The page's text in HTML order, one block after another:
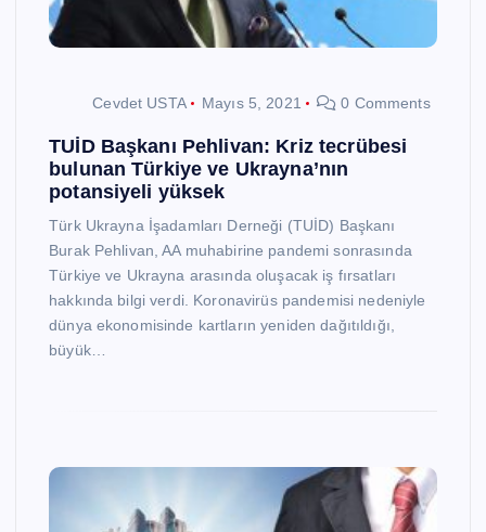
Cevdet USTA Mayıs 5, 2021 0 Comments
TUİD Başkanı Pehlivan: Kriz tecrübesi
bulunan Türkiye ve Ukrayna’nın
potansiyeli yüksek
Türk Ukrayna İşadamları Derneği (TUİD) Başkanı
Burak Pehlivan, AA muhabirine pandemi sonrasında
Türkiye ve Ukrayna arasında oluşacak iş fırsatları
hakkında bilgi verdi. Koronavirüs pandemisi nedeniyle
dünya ekonomisinde kartların yeniden dağıtıldığı,
büyük…